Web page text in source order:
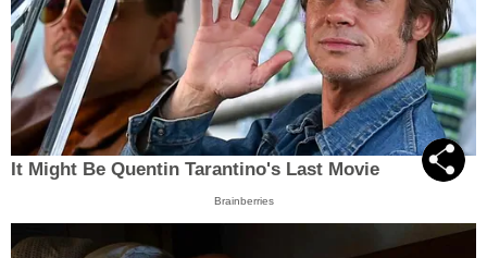
It Might Be Quentin Tarantino's Last Movie
Brainberries